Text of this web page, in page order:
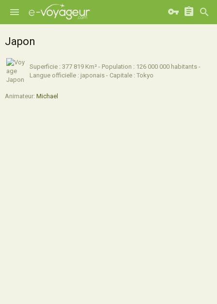
Japon
Superficie : 377 819 Km² - Population : 126 000 000 habitants -
Langue officielle : japonais - Capitale : Tokyo
Animateur: Michael